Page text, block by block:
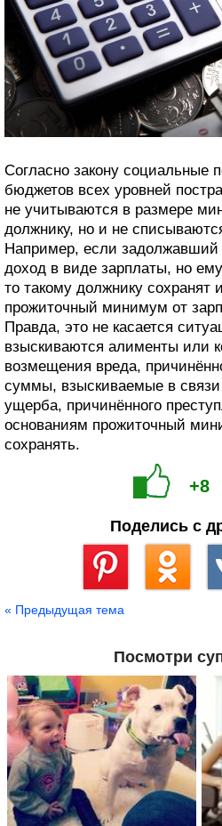
Согласно закону социальные
бюджетов всех уровней
не учитываются в размере
должнику, но и не
Например, если задолжавший
доход в виде зарплаты, но
то такому должнику сохранят
прожиточный минимум от
Правда, это не касается
взыскиваются алименты или
возмещения вреда,
суммы, взыскиваемые в
ущерба, причинённого
основаниям прожиточный
сохранять.
+8
Поделись с
« Предыдущая тема
Посмотри